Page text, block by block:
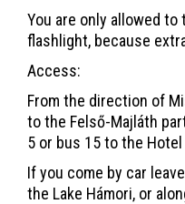
You are only allowed
flashlight, because
Access:
From the direction of
to the Felső-Majláth
5 or bus 15 to the Hotel
If you come by car
the Lake Hámori, or